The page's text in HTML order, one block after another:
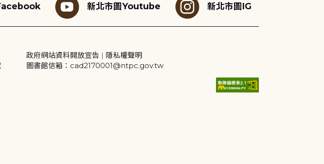
新北市圖Youtube 新北市圖IG
政府網站資料開放宣告 | 隱私權聲明
圖書館信箱：cad2170001@ntpc.gov.tw